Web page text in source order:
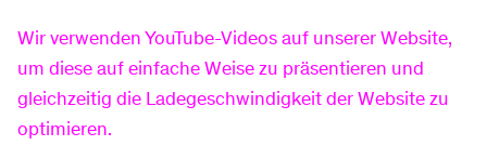
Weitere Informationen zur Datennutzung zu
Marketingzwecken durch Google, finden Sie auf
dieser Übersichtsseite:
https://www.google.com/policies/technologies
Wir verwenden YouTube-Videos auf unserer Website,
um diese auf einfache Weise zu präsentieren und
gleichzeitig die Ladegeschwindigkeit der Website zu
optimieren.